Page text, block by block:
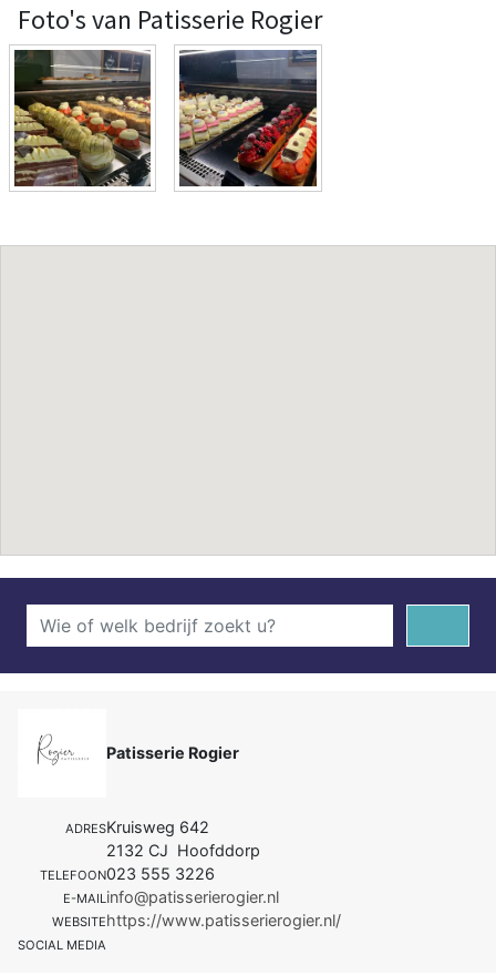
Foto's van Patisserie Rogier
Patisserie Rogier
ADRESKruisweg 642
2132 CJ Hoofddorp
TELEFOON023 555 3226
E-MAILinfo@patisserierogier.nl
WEBSITEhttps://www.patisserierogier.nl/
SOCIAL MEDIA